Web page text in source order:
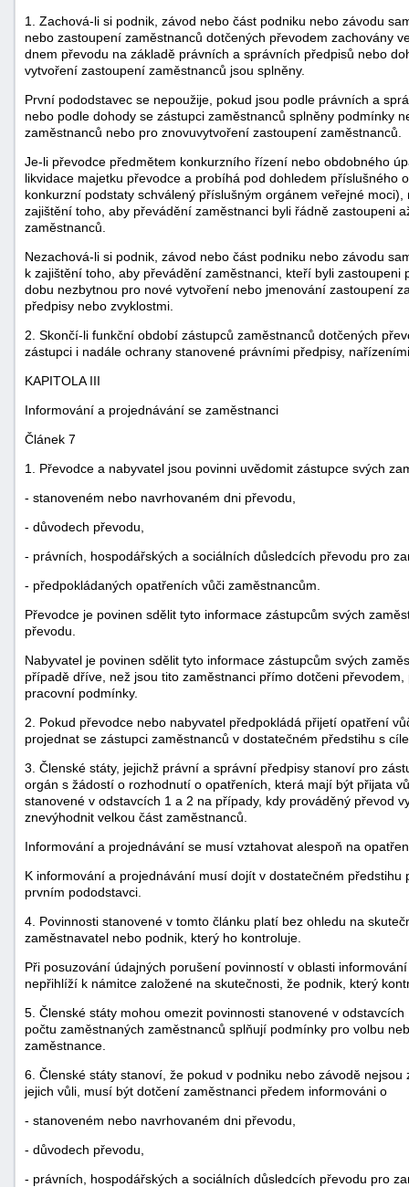
1. Zachová-li si podnik, závod nebo část podniku nebo závodu
nebo zastoupení zaměstnanců dotčených převodem zachovány
dnem převodu na základě právních a správních předpisů nebo
vytvoření zastoupení zaměstnanců jsou splněny.
První pododstavec se nepoužije, pokud jsou podle právních a
nebo podle dohody se zástupci zaměstnanců splněny podmínky
zaměstnanců nebo pro znovuvytvoření zastoupení zaměstnanců.
Je-li převodce předmětem konkurzního řízení nebo obdobného
likvidace majetku převodce a probíhá pod dohledem příslušného
konkurzní podstaty schválený příslušným orgánem veřejné
zajištění toho, aby převádění zaměstnanci byli řádně zastoupeni
zaměstnanců.
Nezachová-li si podnik, závod nebo část podniku nebo závodu
k zajištění toho, aby převádění zaměstnanci, kteří byli
dobu nezbytnou pro nové vytvoření nebo jmenování zastoupení
předpisy nebo zvyklostmi.
2. Skončí-li funkční období zástupců zaměstnanců dotčených
zástupci i nadále ochrany stanovené právními předpisy,
KAPITOLA III
Informování a projednávání se zaměstnanci
Článek 7
1. Převodce a nabyvatel jsou povinni uvědomit zástupce svých
- stanoveném nebo navrhovaném dni převodu,
- důvodech převodu,
- právních, hospodářských a sociálních důsledcích převodu pro
- předpokládaných opatřeních vůči zaměstnancům.
Převodce je povinen sdělit tyto informace zástupcům svých
převodu.
Nabyvatel je povinen sdělit tyto informace zástupcům svých
případě dříve, než jsou tito zaměstnanci přímo dotčeni
pracovní podmínky.
2. Pokud převodce nebo nabyvatel předpokládá přijetí opatření
projednat se zástupci zaměstnanců v dostatečném předstihu s
3. Členské státy, jejichž právní a správní předpisy stanoví pro
orgán s žádostí o rozhodnutí o opatřeních, která mají být přijata
stanovené v odstavcích 1 a 2 na případy, kdy prováděný převod
znevýhodnit velkou část zaměstnanců.
Informování a projednávání se musí vztahovat alespoň na
K informování a projednávání musí dojít v dostatečném
prvním pododstavci.
4. Povinnosti stanovené v tomto článku platí bez ohledu na
zaměstnavatel nebo podnik, který ho kontroluje.
Při posuzování údajných porušení povinností v oblasti
nepřihlíží k námitce založené na skutečnosti, že podnik, který
5. Členské státy mohou omezit povinnosti stanovené v
počtu zaměstnaných zaměstnanců splňují podmínky pro volbu
zaměstnance.
6. Členské státy stanoví, že pokud v podniku nebo závodě
jejich vůli, musí být dotčení zaměstnanci předem informováni o
- stanoveném nebo navrhovaném dni převodu,
- důvodech převodu,
- právních, hospodářských a sociálních důsledcích převodu pro